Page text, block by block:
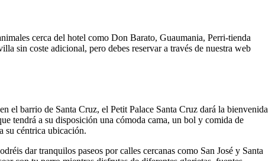
cerca del hotel como Don Barato, Guaumania, Perri-tienda
sin coste adicional, pero debes reservar a través de nuestra web
el barrio de Santa Cruz, el Petit Palace Santa Cruz dará la bienvenida
tendrá a su disposición una cómoda cama, un bol y comida de
su céntrica ubicación.
dar tranquilos paseos por calles cercanas como San José y Santa